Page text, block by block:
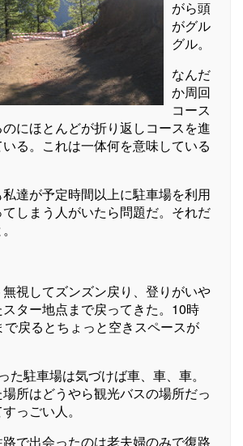
がら頭
がグル
グル。
なんだ
か周回
コース
にほとんどが折り返しコースを進
る。これは一体何を意味している
達が予定時間以上に駐車場を利用
しまう人がいたら問題だ。それだ
視してズンズン戻り、登りがいや
ター地点まで戻ってきた。10時
戻るとちょっと空きスペースが
た駐車場は気づけば車、車、車。
所はどうやら観光バスの場所だっ
っごい人。
で出会ったのは老夫婦のみで復路